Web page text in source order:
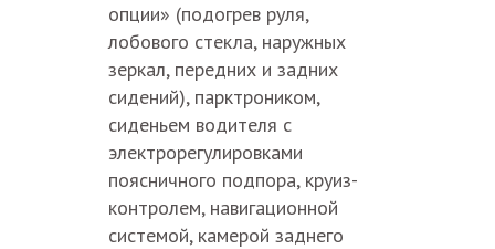
опции» (подогрев руля,
лобового стекла, наружных
зеркал, передних и задних
сидений), парктроником,
сиденьем водителя с
электрорегулировками
поясничного подпора, круиз-
контролем, навигационной
системой, камерой заднего